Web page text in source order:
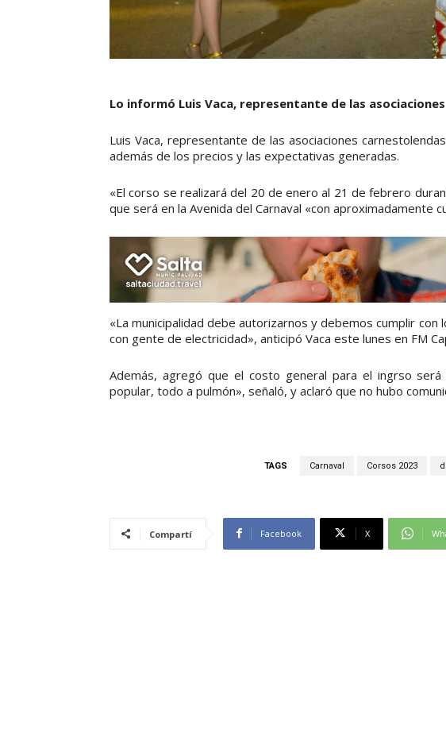
Lo informó Luis Vaca, representante de las
Luis Vaca, representante de las asociaciones
además de los precios y las expectativas generadas.
«El corso se realizará del 20 de enero al 21 de febrero
que será en la Avenida del Carnaval «con aproximadamente
«La municipalidad debe autorizarnos y debemos cumplir
con gente de electricidad», anticipó Vaca este lunes en FM
Además, agregó que el costo general para el ingrso
popular, todo a pulmón», señaló, y aclaró que no hubo
TAGS Carnaval Corsos 2023
Compartí Facebook X